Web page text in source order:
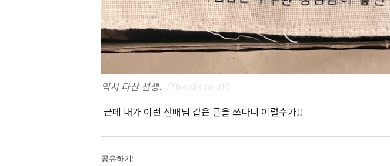
역시 다산 선생. (Thanks to JY)
근데 내가 이런 선배님 같은 글을 쓰다니 이럴수가!!
공유하기: